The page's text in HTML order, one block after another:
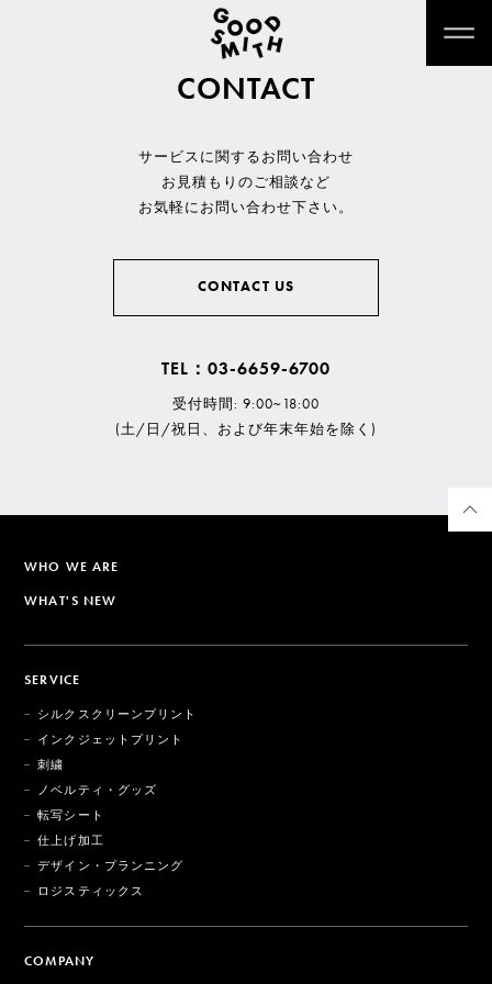
CONTACT
サービスに関するお問い合わせ
お見積もりのご相談など
お気軽にお問い合わせ下さい。
CONTACT US
TEL：03-6659-6700
受付時間: 9:00~18:00
(土/日/祝日、および年末年始を除く)
WHO WE ARE
WHAT'S NEW
SERVICE
シルクスクリーンプリント
インクジェットプリント
刺繍
ノベルティ・グッズ
転写シート
仕上げ加工
デザイン・プランニング
ロジスティックス
COMPANY